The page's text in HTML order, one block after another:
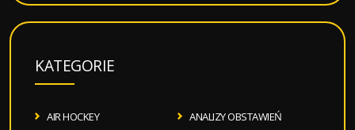
KATEGORIE
AIR HOCKEY
ANALIZY OBSTAWIEŃ